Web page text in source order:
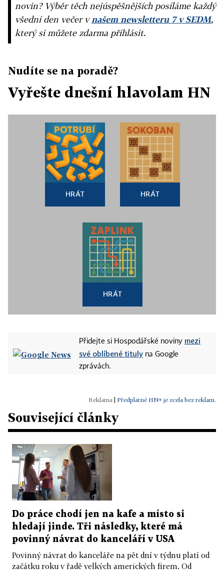
novin? Výběr těch nejúspěšnějších posíláme každý
všední den večer vnašem newsletteru 7 v SEDM,
který si můžete zdarma přihlásit.
Nudíte se na poradě?
Vyřešte dnešní hlavolam HN
HRÁT HRÁT
HRÁT
Přidejte si Hospodářské noviny mezi
své oblíbené tituly na Google
zprávách.
Předplatné HN+ je zcela bez reklam.
Související články
Do práce chodí jen na kafe a místo si
hledají jinde. Tři následky, které má
povinný návrat do kanceláří v USA
Povinný návrat do kanceláře na pět dní v týdnu platí od
začátku roku v řadě velkých amerických firem. Od